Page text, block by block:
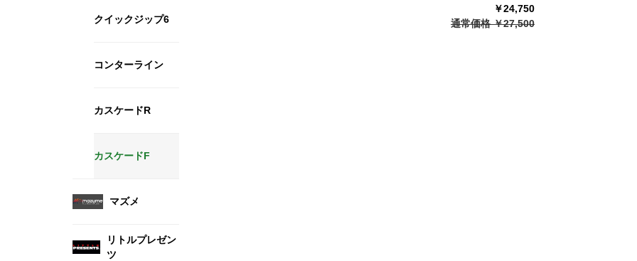
クイックジップ6
コンターライン
カスケードR
カスケードF
マズメ
リトルプレゼン
ツ
￥24,750
通常価格 ￥27,500